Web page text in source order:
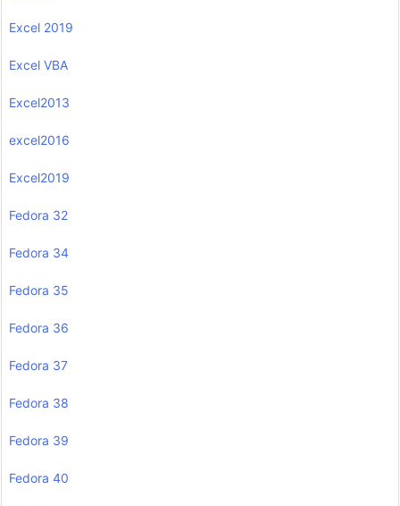
Excel 2019
Excel VBA
Excel2013
excel2016
Excel2019
Fedora 32
Fedora 34
Fedora 35
Fedora 36
Fedora 37
Fedora 38
Fedora 39
Fedora 40